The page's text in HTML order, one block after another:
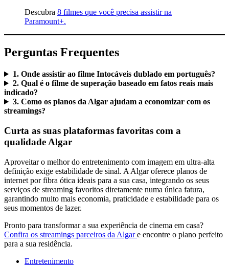
Descubra 8 filmes que você precisa assistir na
Paramount+.
Perguntas Frequentes
1. Onde assistir ao filme Intocáveis dublado em português?
2. Qual é o filme de superação baseado em fatos reais mais
indicado?
3. Como os planos da Algar ajudam a economizar com os
streamings?
Curta as suas plataformas favoritas com a
qualidade Algar
Aproveitar o melhor do entretenimento com imagem em ultra-alta
definição exige estabilidade de sinal. A Algar oferece planos de
internet por fibra ótica ideais para a sua casa, integrando os seus
serviços de streaming favoritos diretamente numa única fatura,
garantindo muito mais economia, praticidade e estabilidade para os
seus momentos de lazer.
Pronto para transformar a sua experiência de cinema em casa?
Confira os streamings parceiros da Algare encontre o plano perfeito
para a sua residência.
Entretenimento